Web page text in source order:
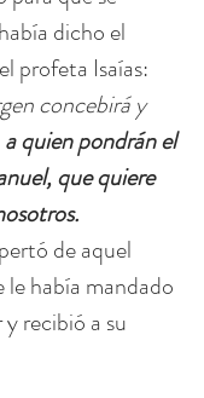
dicho el
profeta Isaías:
concebirá y
a quien pondrán el
que quiere
de aquel
le había mandado
recibió a su